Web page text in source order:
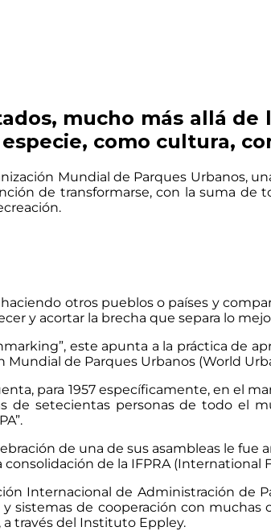
mucho más allá
como cultura,
Mundial de Parques Urbanos,
de transformarse, con la suma de
otros pueblos o países y
y acortar la brecha que separa lo
este apunta a la práctica de
Mundial de Parques Urbanos (World
para 1957 específicamente, en el
de setecientas personas de todo el
de una de sus asambleas le
consolidación de la IFPRA
Internacional de Administración de
y sistemas de cooperación con
través del Instituto Eppley.